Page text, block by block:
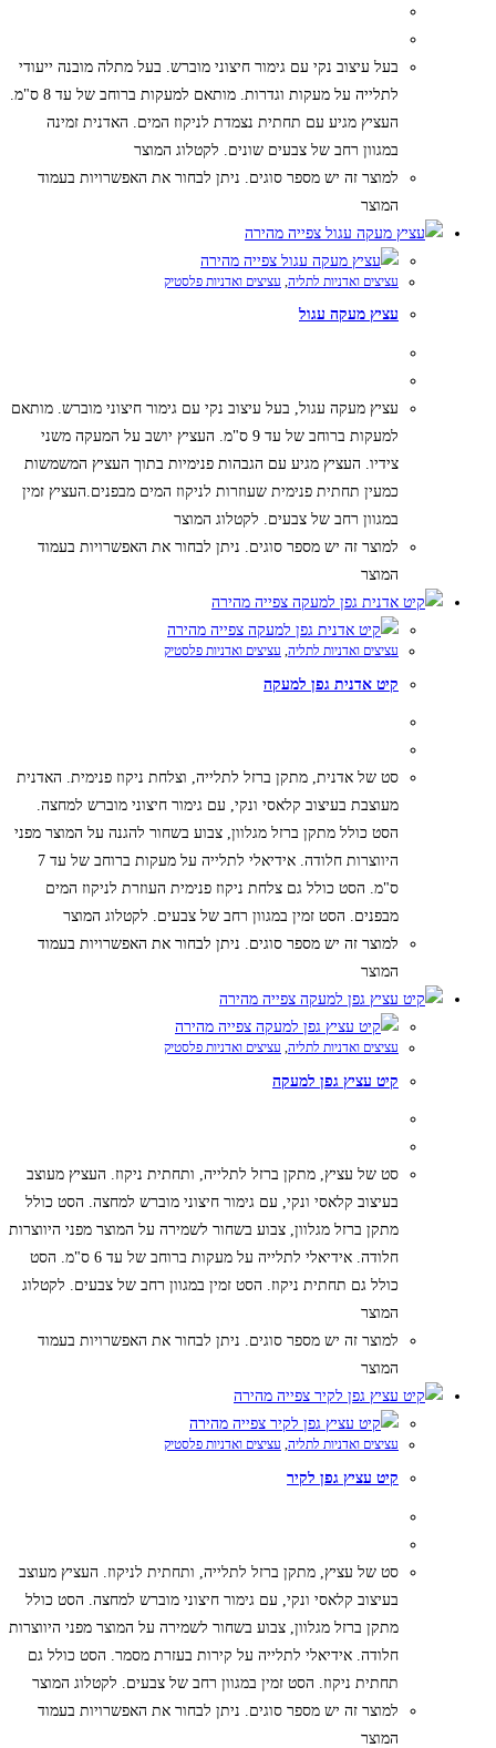
בעל עיצוב נקי עם גימור חיצוני מוברש. בעל מתלה מובנה ייעודי
לתלייה על מעקות וגדרות. מותאם למעקות ברוחב של עד 8 ס"מ.
העציץ מגיע עם תחתית נצמדת לניקוז המים. האדנית זמינה
במגוון רחב של צבעים שונים. לקטלוג המוצר
למוצר זה יש מספר סוגים. ניתן לבחור את האפשרויות בעמוד
המוצר
צפייה מהירה
צפייה מהירה
עציצים ואדניות לתליה עציצים ואדניות פלסטיק
עציץ מעקה עגול
עציץ מעקה עגול, בעל עיצוב נקי עם גימור חיצוני מוברש. מותאם
למעקות ברוחב של עד 9 ס"מ. העציץ יושב על המעקה משני
צידיו. העציץ מגיע עם הגבהות פנימיות בתוך העציץ המשמשות
כמעין תחתית פנימית שעוזרות לניקוז המים מבפנים.העציץ זמין
במגוון רחב של צבעים. לקטלוג המוצר
למוצר זה יש מספר סוגים. ניתן לבחור את האפשרויות בעמוד
המוצר
צפייה מהירה
צפייה מהירה
עציצים ואדניות לתליה, עציצים ואדניות פלסטיק
קיט אדנית גפן למעקה
סט של אדנית, מתקן ברזל לתלייה, וצלחת ניקוז פנימית. האדנית
מעוצבת בעיצוב קלאסי ונקי, עם גימור חיצוני מוברש למחצה.
הסט כולל מתקן ברזל מגלוון, צבוע בשחור להגנה על המוצר מפני
היווצרות חלודה. אידיאלי לתלייה על מעקות ברוחב של עד 7
ס"מ. הסט כולל גם צלחת ניקוז פנימית העוזרת לניקוז המים
מבפנים. הסט זמין במגוון רחב של צבעים. לקטלוג המוצר
למוצר זה יש מספר סוגים. ניתן לבחור את האפשרויות בעמוד
המוצר
צפייה מהירה
צפייה מהירה
עציצים ואדניות לתליה, עציצים ואדניות פלסטיק
קיט עציץ גפן למעקה
סט של עציץ, מתקן ברזל לתלייה, ותחתית ניקוז. העציץ מעוצב
בעיצוב קלאסי ונקי, עם גימור חיצוני מוברש למחצה. הסט כולל
מתקן ברזל מגלוון, צבוע בשחור לשמירה על המוצר מפני היווצרות
חלודה. אידיאלי לתלייה על מעקות ברוחב של עד 6 ס"מ. הסט
כולל גם תחתית ניקוז. הסט זמין במגוון רחב של צבעים. לקטלוג
המוצר
למוצר זה יש מספר סוגים. ניתן לבחור את האפשרויות בעמוד
המוצר
צפייה מהירה
צפייה מהירה
עציצים ואדניות לתליה, עציצים ואדניות פלסטיק
קיט עציץ גפן לקיר
סט של עציץ, מתקן ברזל לתלייה, ותחתית לניקוז. העציץ מעוצב
בעיצוב קלאסי ונקי, עם גימור חיצוני מוברש למחצה. הסט כולל
מתקן ברזל מגלוון, צבוע בשחור לשמירה על המוצר מפני היווצרות
חלודה. אידיאלי לתלייה על קירות בעזרת מסמר. הסט כולל גם
תחתית ניקוז. הסט זמין במגוון רחב של צבעים. לקטלוג המוצר
למוצר זה יש מספר סוגים. ניתן לבחור את האפשרויות בעמוד
המוצר